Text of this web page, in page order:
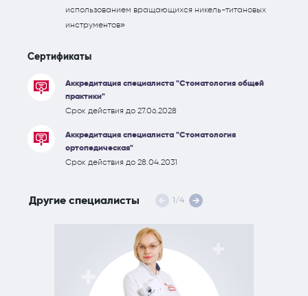
использованием вращающихся никель-титановых
инструментов»
Сертификаты
Аккредитация специалиста "Стоматология общей
практики"
Срок действия до 27.06.2028
Аккредитация специалиста "Стоматология
ортопедическая"
Срок действия до 28.04.2031
Другие специалисты 1 /4